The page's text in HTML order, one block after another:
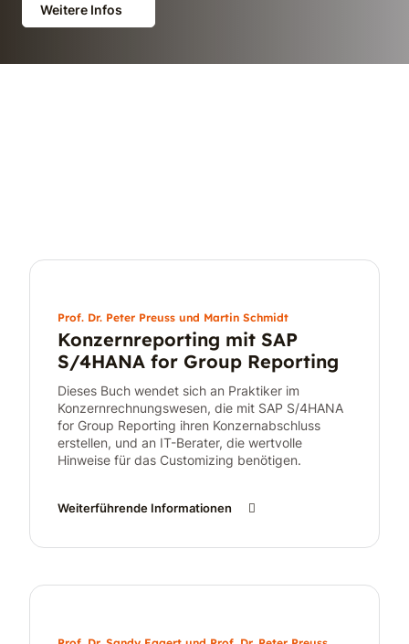
Weitere Infos
Prof. Dr. Peter Preuss und Martin Schmidt
Konzernreporting mit SAP
S/4HANA for Group Reporting
Dieses Buch wendet sich an Praktiker im
Konzernrechnungswesen, die mit SAP S/4HANA
for Group Reporting ihren Konzernabschluss
erstellen, und an IT-Berater, die wertvolle
Hinweise für das Customizing benötigen.
Weiterführende Informationen